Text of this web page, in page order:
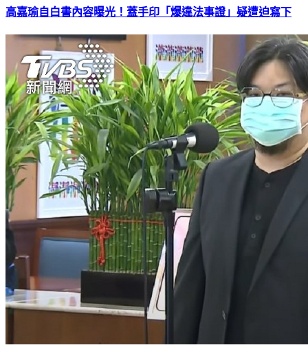
高嘉瑜自白書內容曝光！蓋手印「爆違法事證」疑遭迫寫下